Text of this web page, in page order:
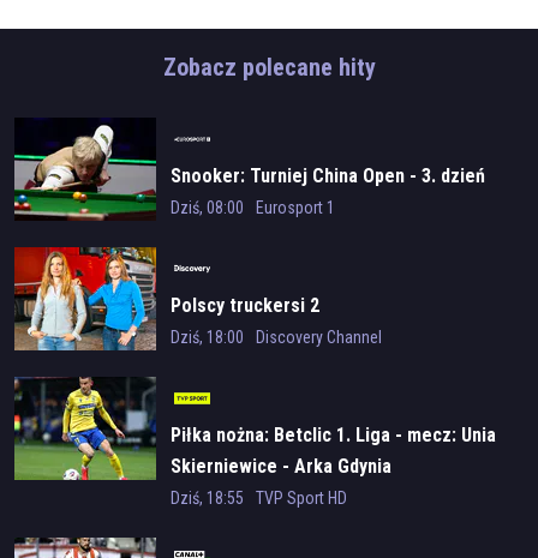
Zobacz polecane hity
Snooker: Turniej China Open - 3. dzień
Dziś, 08:00 Eurosport 1
Polscy truckersi 2
Dziś, 18:00 Discovery Channel
Piłka nożna: Betclic 1. Liga - mecz: Unia
Skierniewice - Arka Gdynia
Dziś, 18:55 TVP Sport HD